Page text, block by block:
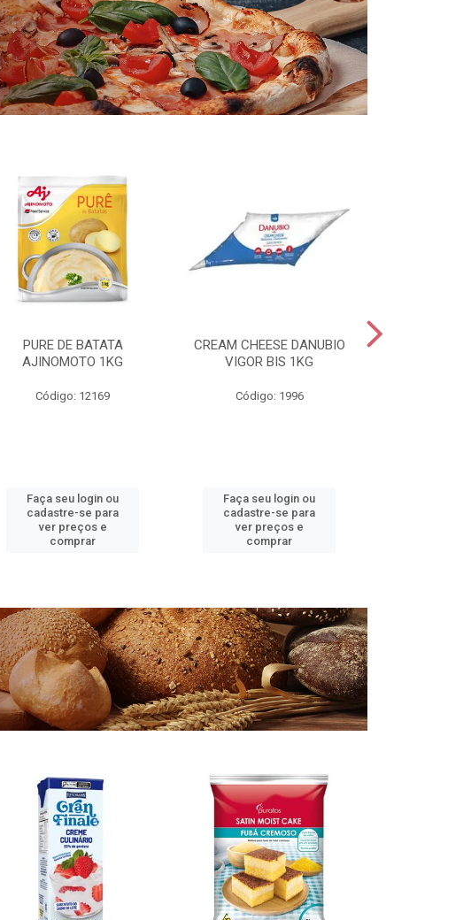
PURE DE BATATA
AJINOMOTO 1KG
Código: 12169
Faça seu login ou
cadastre-se para
ver preços e
comprar
CREAM CHEESE DANUBIO
VIGOR BIS 1KG
Código: 1996
Faça seu login ou
cadastre-se para
ver preços e
comprar